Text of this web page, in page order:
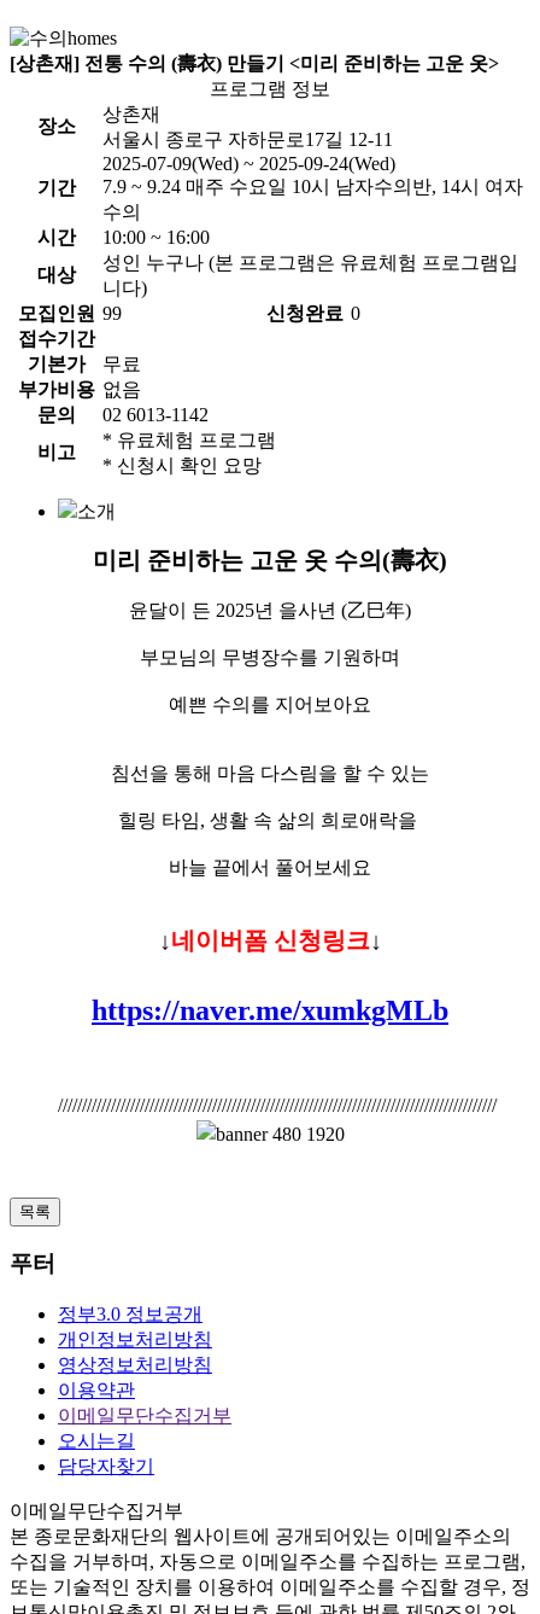
[상촌재] 전통 수의 (壽衣) 만들기 <미리 준비하는 고운 옷>
프로그램 정보
장소
상촌재
서울시 종로구 자하문로17길 12-11
기간
2025-07-09(Wed) ~ 2025-09-24(Wed)
7.9 ~ 9.24 매주 수요일 10시 남자수의반, 14시 여자
수의
시간
10:00 ~ 16:00
대상
성인 누구나 (본 프로그램은 유료체험 프로그램입
니다)
모집인원 99 신청완료 0
접수기간
기본가
무료
부가비용 없음
문의
02 6013-1142
비고
* 유료체험 프로그램
* 신청시 확인 요망
소개
미리 준비하는 고운 옷 수의(壽衣)
윤달이 든 2025년 을사년 (乙巳年)
부모님의 무병장수를 기원하며
예쁜 수의를 지어보아요
침선을 통해 마음 다스림을 할 수 있는
힐링 타임, 생활 속 삶의 희로애락을
바늘 끝에서 풀어보세요
↓네이버폼 신청링크↓
https://naver.me/xumkgMLb
///////////////////////////////////////////////////////////////////////////////////////////
목록
푸터
정부3.0 정보공개
개인정보처리방침
영상정보처리방침
이용약관
이메일무단수집거부
오시는길
담당자찾기
이메일무단수집거부
본 종로문화재단의 웹사이트에 공개되어있는 이메일주소의
수집을 거부하며, 자동으로 이메일주소를 수집하는 프로그램,
또는 기술적인 장치를 이용하여 이메일주소를 수집할 경우, 정